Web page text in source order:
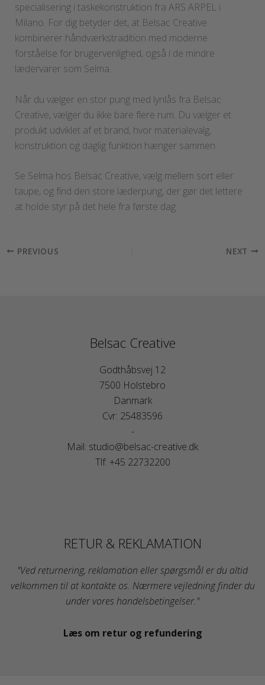
specialisering i taskekonstruktion fra ARS ARPEL i
Milano. For dig betyder det, at Belsac Creative
kombinerer håndværkstradition med moderne
forståelse for brugervenlighed, også i de mindre
lædervarer som Selma.
Når du vælger en stor pung med lynlås fra Belsac
Creative, vælger du ikke bare flere rum. Du vælger et
produkt udviklet af et brand, hvor materialevalg,
konstruktion og daglig funktion hænger sammen.
Se Selma hos Belsac Creative, vælg mellem sort eller
taupe, og find den store læderpung, der gør det lettere
at holde styr på det hele fra første dag.
PREVIOUS NEXT
Belsac Creative
Godthåbsvej 12
7500 Holstebro
Danmark
Cvr: 25483596
-
Mail: studio@belsac-creative.dk
Tlf: +45 22732200
RETUR & REKLAMATION
"Ved returnering, reklamation eller spørgsmål er du altid
velkommen til at kontakte os. Nærmere vejledning finder du
under vores handelsbetingelser."
Læs om retur og refundering